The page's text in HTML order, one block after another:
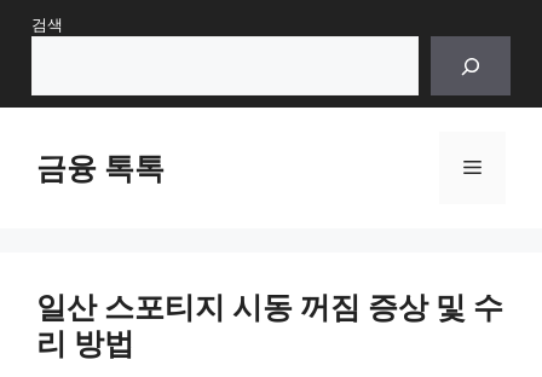
Skip검색
금융 톡톡 Menu
일산 스포티지 시동 꺼짐 증상 및 수
리 방법